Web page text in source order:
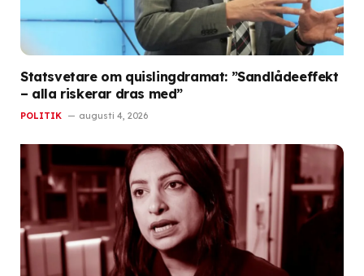
Statsvetare om quislingdramat: ”Sandlådeeffekt
– alla riskerar dras med”
POLITIK augusti 4, 2026